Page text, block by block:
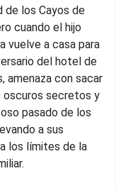
de los Cayos de
cuando el hijo
vuelve a casa para
del hotel de
amenaza con sacar
oscuros secretos y
pasado de los
a sus
los límites de la